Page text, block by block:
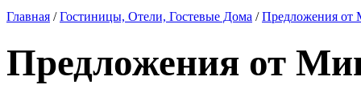
Главная /Гостиницы, Отели, Гостевые Дома /Предложения от
Предложения от